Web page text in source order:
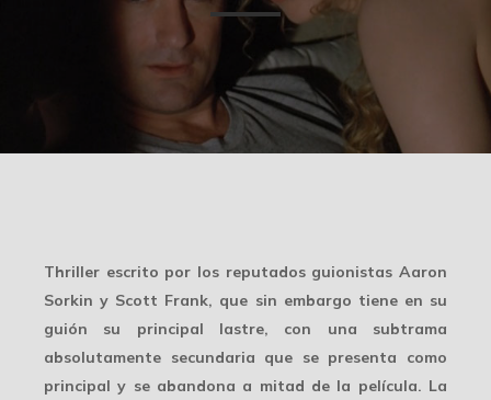
Thriller escrito por los reputados guionistas Aaron
Sorkin y Scott Frank, que sin embargo tiene en su
guión su principal lastre, con una subtrama
absolutamente secundaria que se presenta como
principal y se abandona a mitad de la película. La